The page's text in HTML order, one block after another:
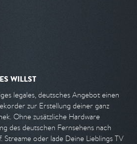
WILLST
legales, deutsches Angebot einen
zur Erstellung deiner ganz
Ohne zusätzliche Hardware
des deutschen Fernsehens nach
Streame oder lade Deine Lieblings TV